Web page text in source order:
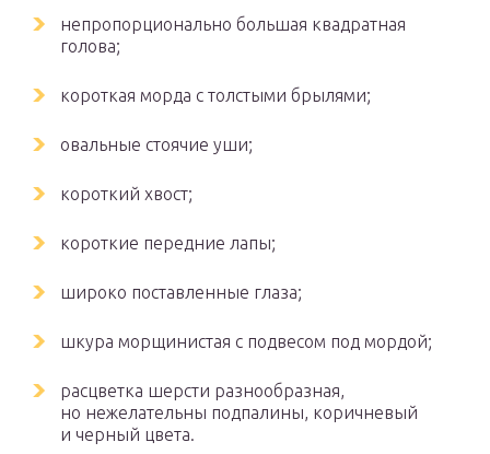
непропорционально большая квадратная
голова;
короткая морда с толстыми брылями;
овальные стоячие уши;
короткий хвост;
короткие передние лапы;
широко поставленные глаза;
шкура морщинистая с подвесом под мордой;
расцветка шерсти разнообразная,
но нежелательны подпалины, коричневый
и черный цвета.